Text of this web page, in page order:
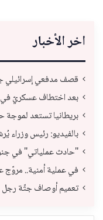
اخر الأخبار
قصف مدفعي إسرائيلي
بعد اختطاف عسكريّ
بريطانيا تستعد
بالفيديو: رئيس وزراء
"حادث عملياتي" في
في عملية أمنية.. مروّج
تعميم أوصاف جثّة رجل